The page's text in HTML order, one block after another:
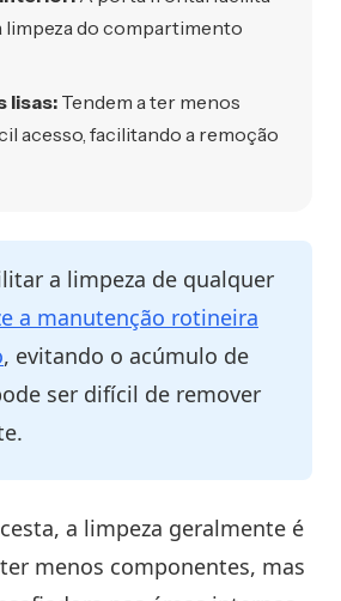
limpeza do compartimento
lisas:Tendem a ter menos
acesso, facilitando a remoção
a limpeza de qualquer
a manutenção rotineira
, evitando o acúmulo de
ser difícil de remover
a limpeza geralmente é
menos componentes, mas